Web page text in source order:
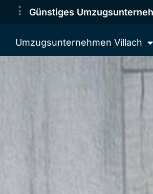
Günstiges
Umzugsunternehmen Villach